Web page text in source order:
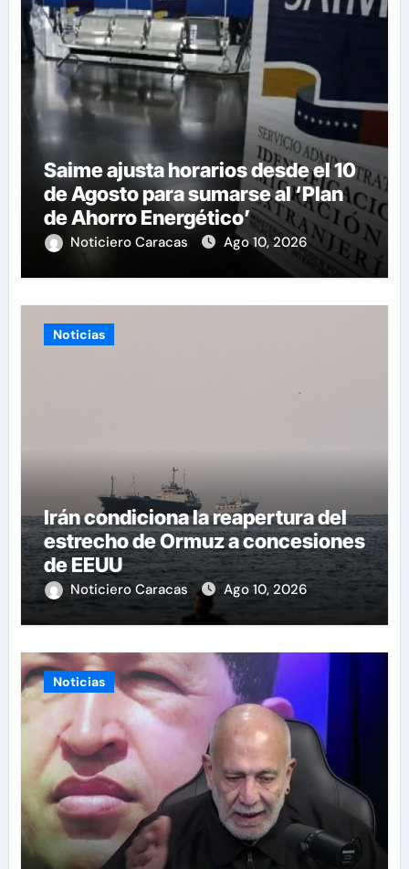
Saime ajusta horarios desde el 10
de Agosto para sumarse al ‘Plan
de Ahorro Energético’
Noticiero Caracas Ago 10, 2026
Noticias
Irán condiciona la reapertura del
estrecho de Ormuz a concesiones
de EEUU
Noticiero Caracas Ago 10, 2026
Noticias